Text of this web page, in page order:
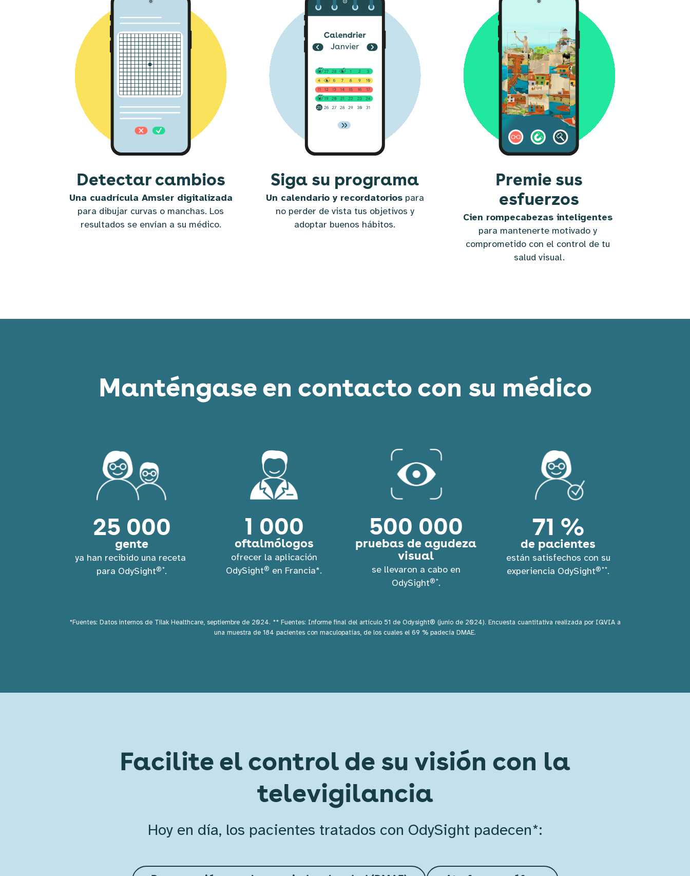
Detectar cambios
Una cuadrícula Amsler digitalizada
para dibujar curvas o manchas. Los
resultados se envían a su médico.
Siga su programa
Un calendario y recordatoriospara
no perder de vista tus objetivos y
adoptar buenos hábitos.
Premie sus
esfuerzos
Cien rompecabezas inteligentes
para mantenerte motivado y
comprometido con el control de tu
salud visual.
Manténgase en contacto con su médico
25 000
gente
ya han recibido una receta
para OdySight®*.
1 000
oftalmólogos
ofrecer la aplicación
OdySight® en Francia*.
500 000
pruebas de agudeza
visual
se llevaron a cabo en
OdySight®*.
71 %
de pacientes
están satisfechos con su
experiencia OdySight®**.
*Fuentes: Datos internos de Tilak Healthcare, septiembre de 2024. ** Fuentes: Informe final del artículo 51 de Odysight® (junio de 2024). Encuesta cuantitativa realizada por IQVIA a
una muestra de 184 pacientes con maculopatías, de los cuales el 69 % padecía DMAE.
Facilite el control de su visión con la
televigilancia
Hoy en día, los pacientes tratados con OdySight padecen*: